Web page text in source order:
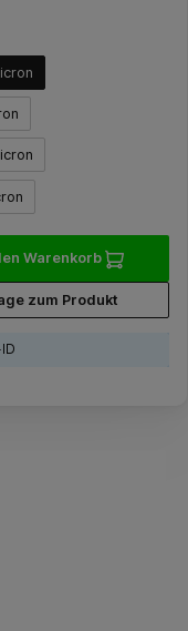
Warenkorb
zum Produkt